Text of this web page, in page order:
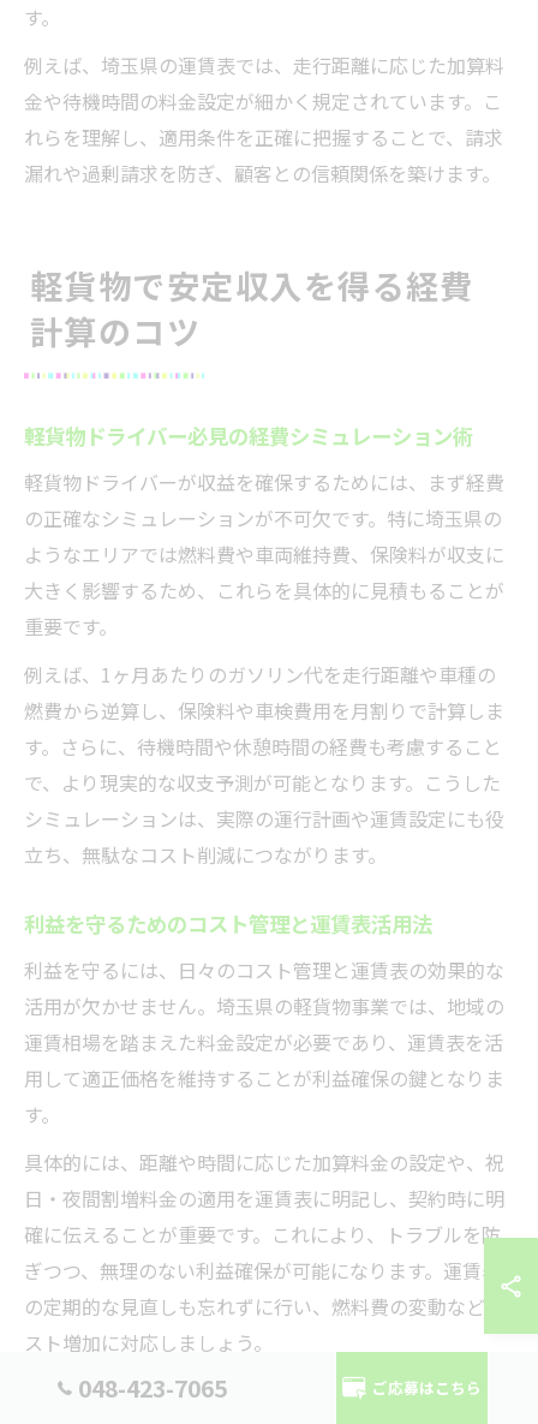
す。
例えば、埼玉県の運賃表では、走行距離に応じた加算料
金や待機時間の料金設定が細かく規定されています。こ
れらを理解し、適用条件を正確に把握することで、請求
漏れや過剰請求を防ぎ、顧客との信頼関係を築けます。
軽貨物で安定収入を得る経費
計算のコツ
軽貨物ドライバー必見の経費シミュレーション術
軽貨物ドライバーが収益を確保するためには、まず経費
の正確なシミュレーションが不可欠です。特に埼玉県の
ようなエリアでは燃料費や車両維持費、保険料が収支に
大きく影響するため、これらを具体的に見積もることが
重要です。
例えば、1ヶ月あたりのガソリン代を走行距離や車種の
燃費から逆算し、保険料や車検費用を月割りで計算しま
す。さらに、待機時間や休憩時間の経費も考慮すること
で、より現実的な収支予測が可能となります。こうした
シミュレーションは、実際の運行計画や運賃設定にも役
立ち、無駄なコスト削減につながります。
利益を守るためのコスト管理と運賃表活用法
利益を守るには、日々のコスト管理と運賃表の効果的な
活用が欠かせません。埼玉県の軽貨物事業では、地域の
運賃相場を踏まえた料金設定が必要であり、運賃表を活
用して適正価格を維持することが利益確保の鍵となりま
す。
具体的には、距離や時間に応じた加算料金の設定や、祝
日・夜間割増料金の適用を運賃表に明記し、契約時に明
確に伝えることが重要です。これにより、トラブルを防
ぎつつ、無理のない利益確保が可能になります。運賃表
の定期的な見直しも忘れずに行い、燃料費の変動などコ
スト増加に対応しましょう。
048-423-7065 ご応募はこちら